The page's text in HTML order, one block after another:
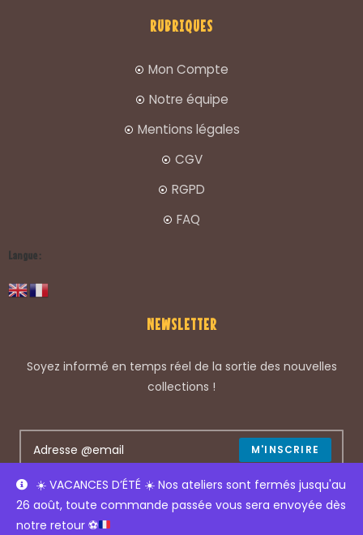
☀️ VACANCES D’ÉTÉ ☀️ Nos ateliers sont fermés jusqu'au
26 août, toute commande passée vous sera envoyée dès
notre retour ⚽
RUBRIQUES
Mon Compte
Notre équipe
Mentions légales
CGV
RGPD
FAQ
Langue :
NEWSLETTER
Soyez informé en temps réel de la sortie des nouvelles
collections !
M'INSCRIRE
Accepter les termes du RGPD